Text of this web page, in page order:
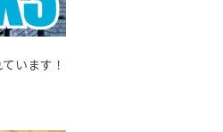
います！